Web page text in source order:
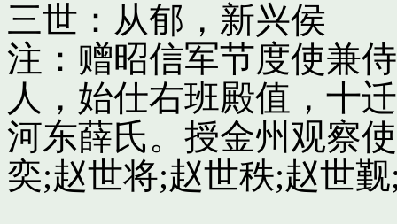
三世：从郁，新兴侯
注：赠昭信军节度使兼
人，始仕右班殿值，十
河东薛氏。授金州观察
奕;赵世将;赵世秩;赵世